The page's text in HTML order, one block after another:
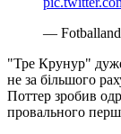
—
"Тре Крунур"
не за більшого
Поттер зробив
провального